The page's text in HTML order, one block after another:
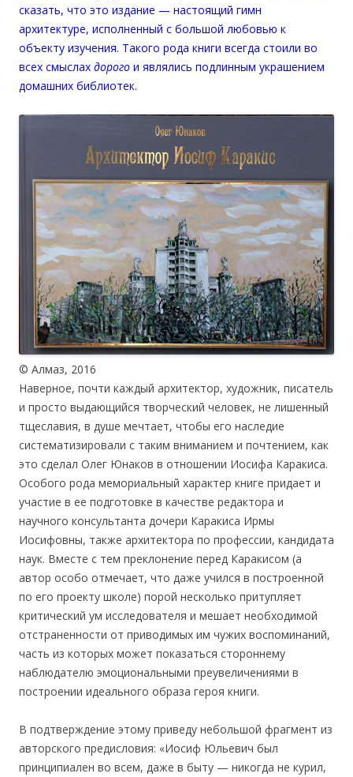
сказать, что это издание — настоящий гимн
архитектуре, исполненный с большой любовью к
объекту изучения. Такого рода книги всегда стоили во
всех смыслах дорого и являлись подлинным украшением
домашних библиотек.
© Алмаз, 2016
Наверное, почти каждый архитектор, художник, писатель
и просто выдающийся творческий человек, не лишенный
тщеславия, в душе мечтает, чтобы его наследие
систематизировали с таким вниманием и почтением, как
это сделал Олег Юнаков в отношении Иосифа Каракиса.
Особого рода мемориальный характер книге придает и
участие в ее подготовке в качестве редактора и
научного консультанта дочери Каракиса Ирмы
Иосифовны, также архитектора по профессии, кандидата
наук. Вместе с тем преклонение перед Каракисом (а
автор особо отмечает, что даже учился в построенной
по его проекту школе) порой несколько притупляет
критический ум исследователя и мешает необходимой
отстраненности от приводимых им чужих воспоминаний,
часть из которых может показаться стороннему
наблюдателю эмоциональными преувеличениями в
построении идеального образа героя книги.
В подтверждение этому приведу небольшой фрагмент из
авторского предисловия: «Иосиф Юльевич был
принципиален во всем, даже в быту — никогда не курил,